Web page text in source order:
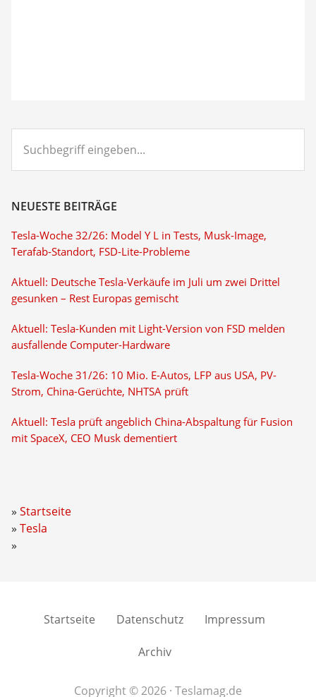
eingeben...
NEUESTE BEITRÄGE
Tesla-Woche 32/26: Model Y L in Tests, Musk-Image,
Terafab-Standort, FSD-Lite-Probleme
Aktuell: Deutsche Tesla-Verkäufe im Juli um zwei Drittel
gesunken – Rest Europas gemischt
Aktuell: Tesla-Kunden mit Light-Version von FSD melden
ausfallende Computer-Hardware
Tesla-Woche 31/26: 10 Mio. E-Autos, LFP aus USA, PV-
Strom, China-Gerüchte, NHTSA prüft
Aktuell: Tesla prüft angeblich China-Abspaltung für Fusion
mit SpaceX, CEO Musk dementiert
Startseite
Tesla
Startseite Datenschutz Impressum
Archiv
Copyright © 2026 · Teslamag.de